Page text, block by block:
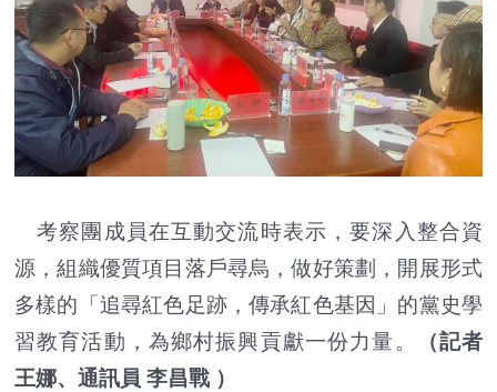
考察團成員在互動交流時表示，要深入整合資
源，組織優質項目落戶尋烏，做好策劃，開展形式
多樣的「追尋紅色足跡，傳承紅色基因」的黨史學
習教育活動，為鄉村振興貢獻一份力量。
（記者
王娜、通訊員 李昌戰 ）